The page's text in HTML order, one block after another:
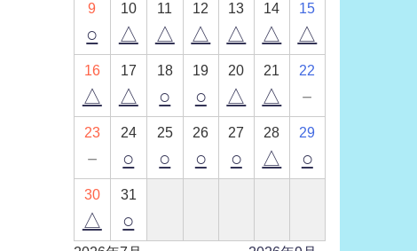
9
○
10
△
11
△
12
△
13
△
14
△
15
△
16
△
17
△
18
○
19
○
20
△
21
△
22
－
23
－
24
○
25
○
26
○
27
○
28
△
29
○
30
△
31
○